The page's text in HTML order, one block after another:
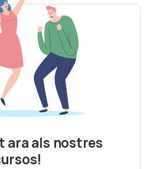
ara als nostres